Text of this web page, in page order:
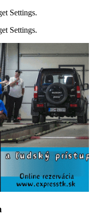
Settings.
Settings.